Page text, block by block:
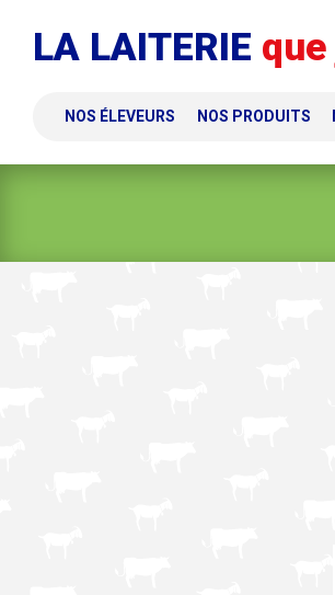
LA LAITERIE
NOS ÉLEVEURS NOS PRODUITS